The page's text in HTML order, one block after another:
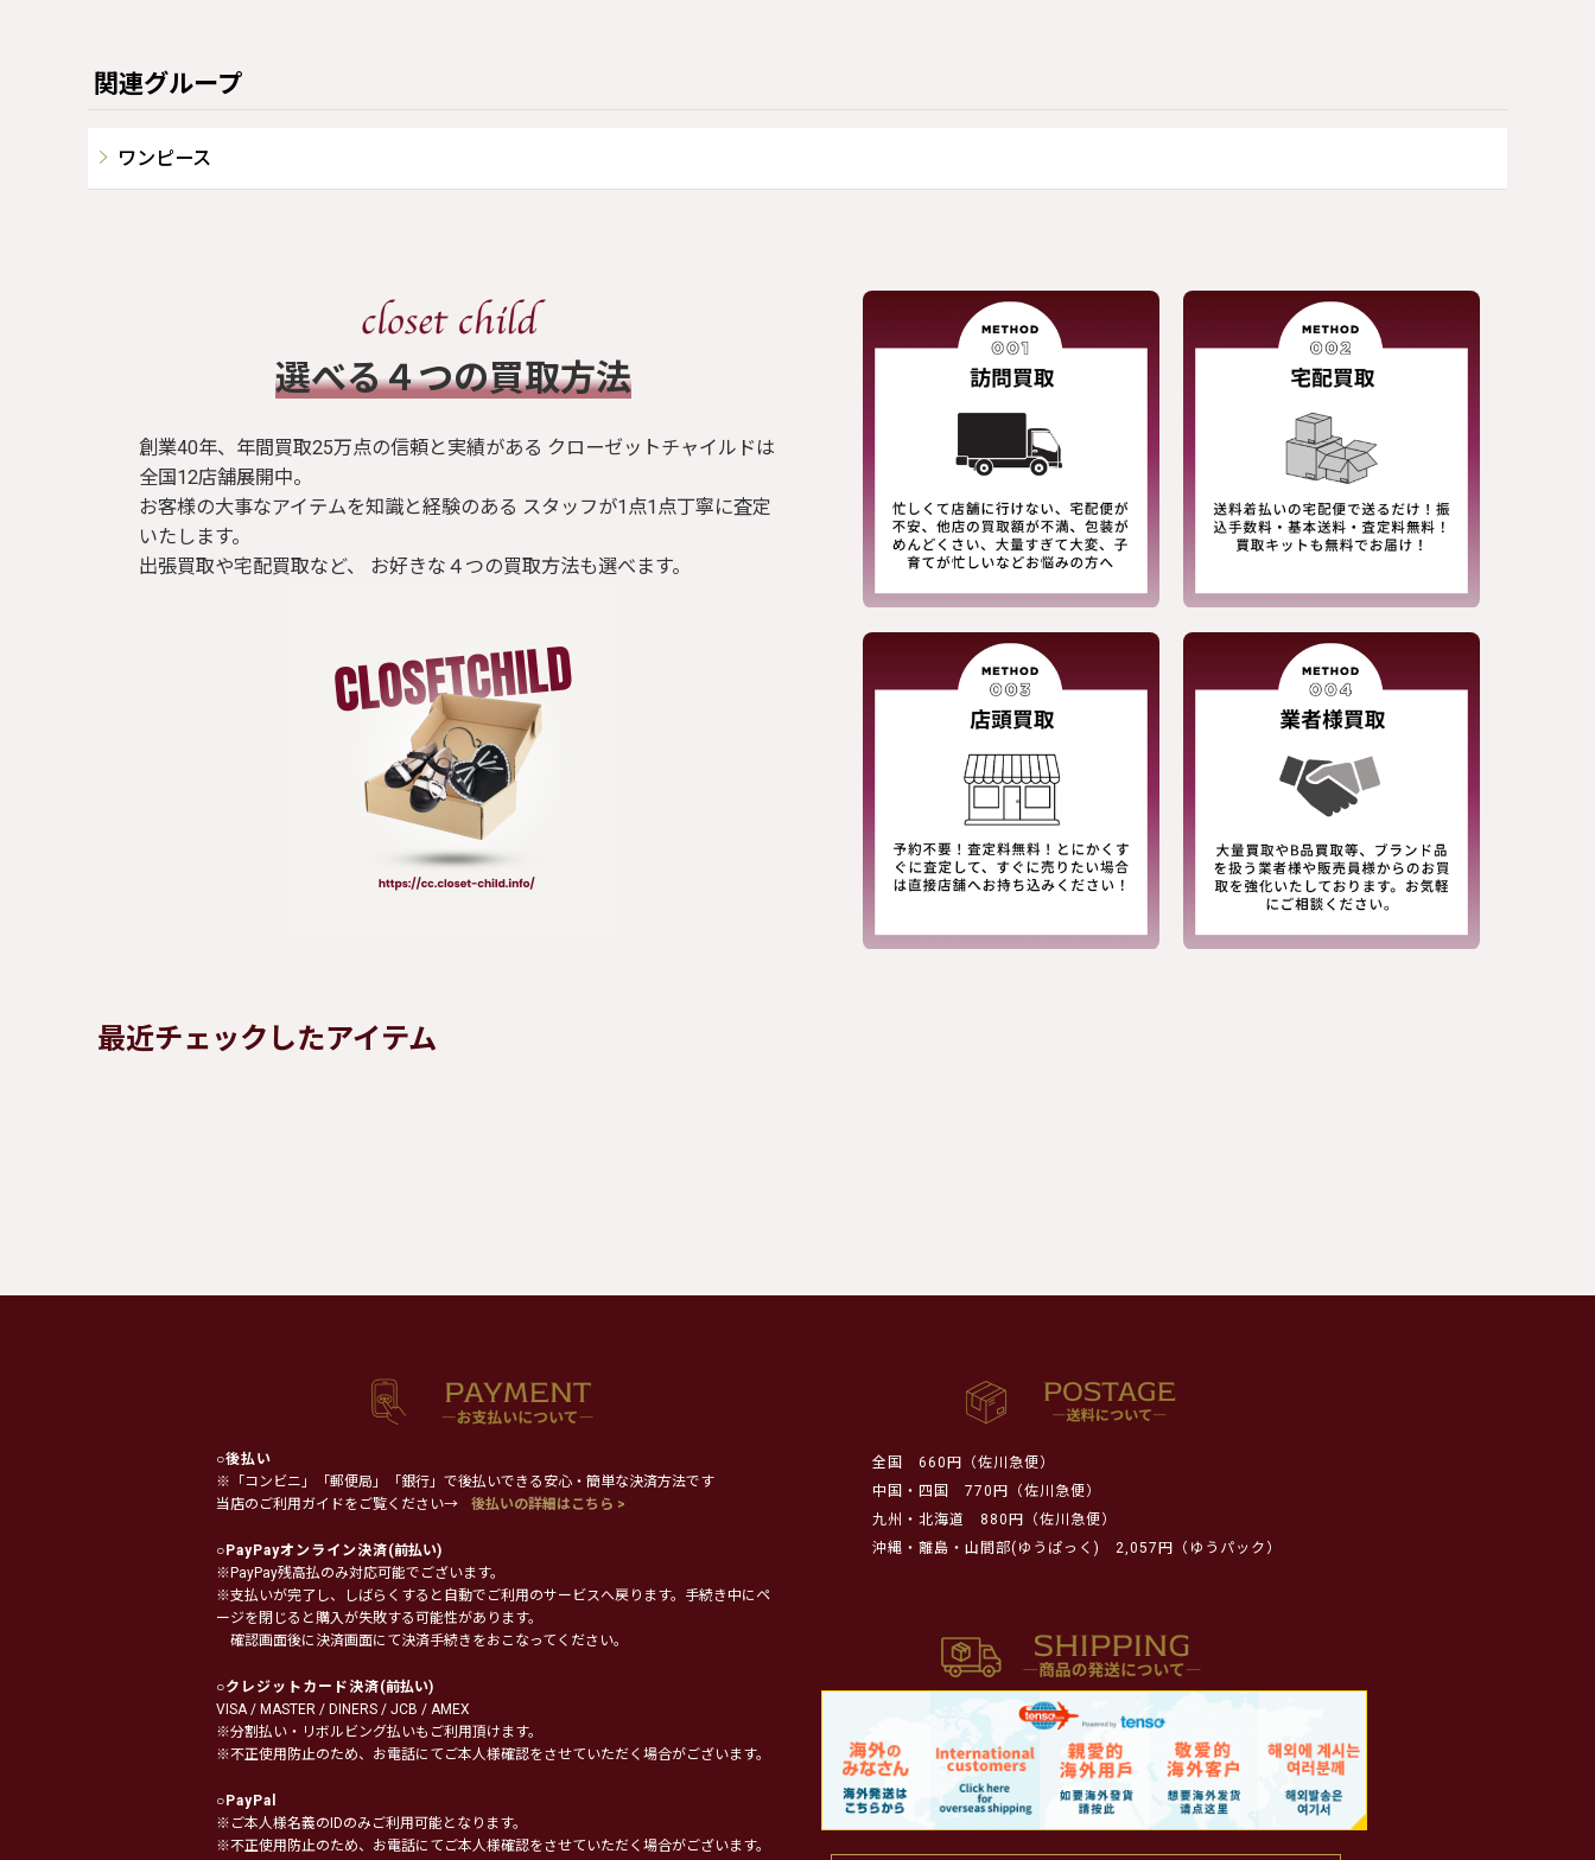
関連グループ
ワンピース
​選べる４つの買取方法
創業40年、年間買取25万点の信頼と実績がある クローゼットチャイルドは
全国12店舗展開中。
お客様の大事なアイテムを知識と経験のある スタッフが1点1点丁寧に査定
いたします。
出張買取や宅配買取など、 お好きな４つの買取方法も選べます。
最近チェックしたアイテム
○後払い
※「コンビニ」「郵便局」「銀行」で後払いできる安心・簡単な決済方法です
当店のご利用ガイドをご覧ください→
後払いの詳細はこちら >
○PayPayオンライン決済(前払い)
※PayPay残高払のみ対応可能でございます。
※支払いが完了し、しばらくすると自動でご利用のサービスへ戻ります。手続き中にペ
ージを閉じると購入が失敗する可能性があります。
確認画面後に決済画面にて決済手続きをおこなってください。
○クレジットカード決済(前払い)
VISA / MASTER / DINERS / JCB / AMEX
※分割払い・リボルビング払いもご利用頂けます。
※不正使用防止のため、お電話にてご本人様確認をさせていただく場合がございます。
○PayPal
※ご本人様名義のIDのみご利用可能となります。
※不正使用防止のため、お電話にてご本人様確認をさせていただく場合がございます。
全国
660円（佐川急便）
中国・四国
770円（佐川急便）
九州・北海道
880円（佐川急便）
沖縄・離島・山間部(ゆうぱっく)
2,057円（ゆうパック）